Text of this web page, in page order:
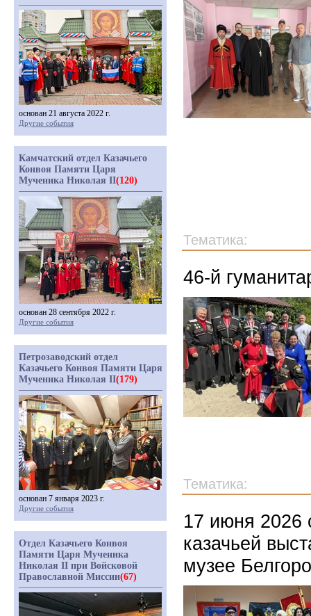
Тематика:
46-й
Тематика:
17 июня 2026
казачьей
музее
основан 21 августа 2022 г.
Другие события
Камчатский отдел Казачьего
Конвоя Памяти Царя
Мученика Николая II(120)
основан 28 сентября 2022 г.
Другие события
Петрозаводский отдел
Казачьего Конвоя Памяти Царя
Мученика Николая II(179)
основан 7 января 2023 г.
Другие события
Отдел Казачьего Конвоя
Памяти Царя Мученика
Николая II при Войсковой
Православной Миссии(67)